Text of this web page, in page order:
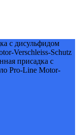
с дисульфидом
Verschleiss-Schutz